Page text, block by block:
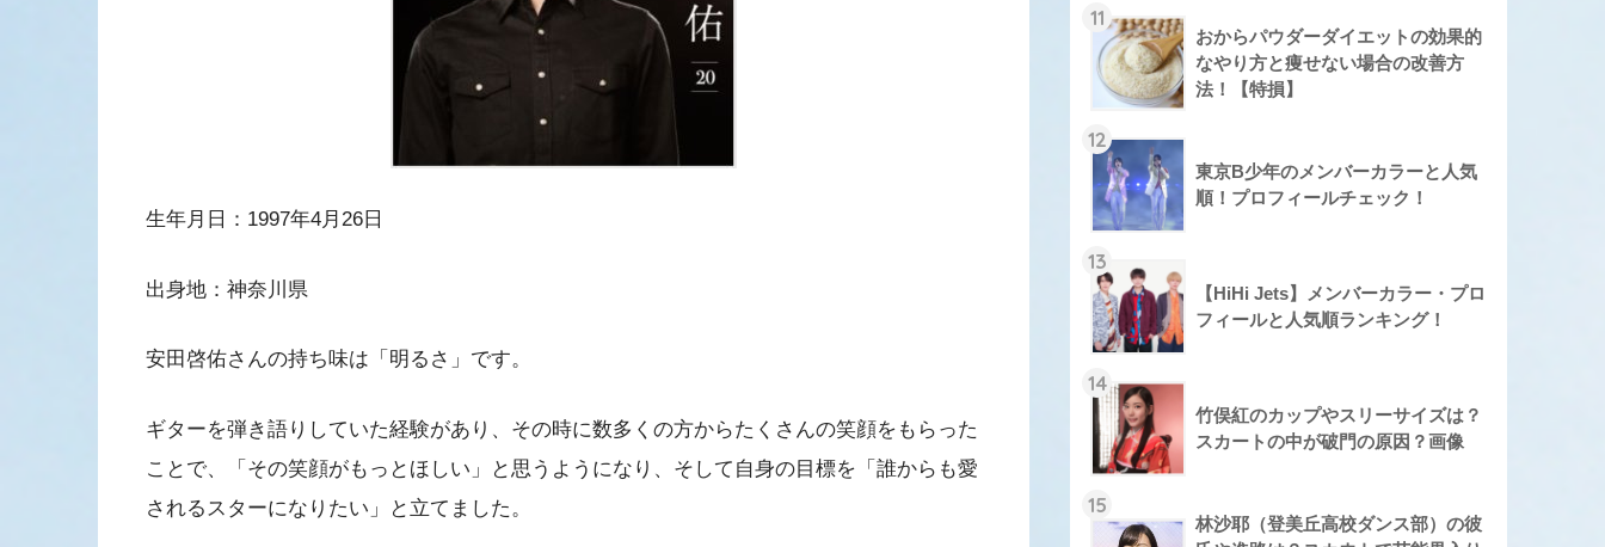
生年月日：1997年4月26日
出身地：神奈川県
安田啓佑さんの持ち味は「明るさ」です。
ギターを弾き語りしていた経験があり、その時に数多くの方からたくさんの笑顔をもらった
ことで、「その笑顔がもっとほしい」と思うようになり、そして自身の目標を「誰からも愛
されるスターになりたい」と立てました。
11
おからパウダーダイエットの効果的
なやり方と痩せない場合の改善方
法！【特損】
12
東京B少年のメンバーカラーと人気
順！プロフィールチェック！
13
【HiHi Jets】メンバーカラー・プロ
フィールと人気順ランキング！
14
竹俣紅のカップやスリーサイズは？
スカートの中が破門の原因？画像
15
林沙耶（登美丘高校ダンス部）の彼